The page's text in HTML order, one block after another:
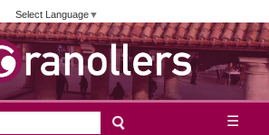
Vés
al
contingut
Select Language▼
☰